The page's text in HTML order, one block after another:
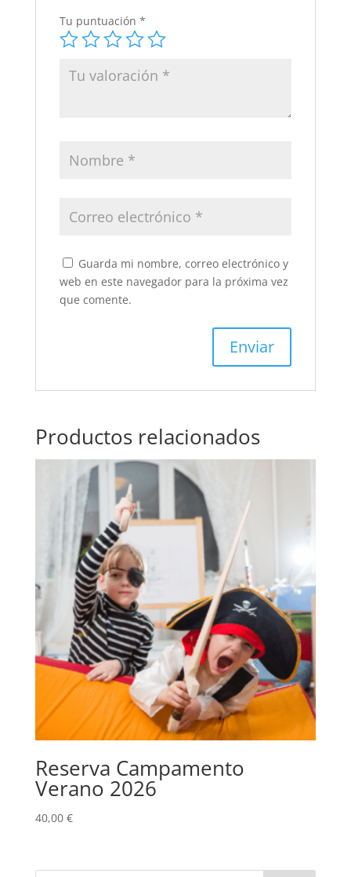
Tu puntuación *
Guarda mi nombre, correo electrónico y
web en este navegador para la próxima vez
que comente.
Productos relacionados
Reserva Campamento
Verano 2026
40,00 €